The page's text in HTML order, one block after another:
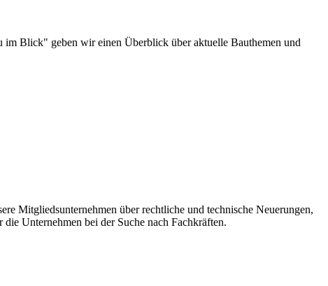
Blick" geben wir einen Überblick über aktuelle Bauthemen und
Mitgliedsunternehmen über rechtliche und technische Neuerungen,
Unternehmen bei der Suche nach Fachkräften.